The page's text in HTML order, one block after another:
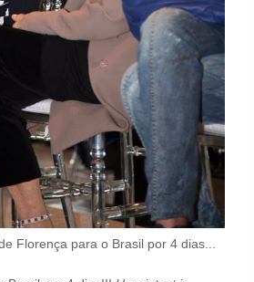
Florença para o Brasil por 4 dias...